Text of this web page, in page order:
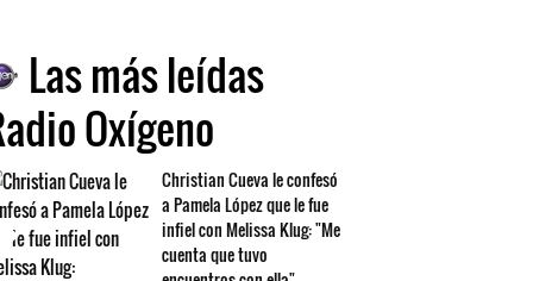
Las más leídas
Oxígeno
Christian Cueva le confesó
a Pamela López que le fue
infiel con Melissa Klug: "Me
cuenta que tuvo